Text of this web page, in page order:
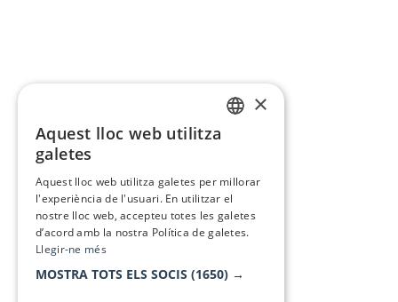
×
Aquest lloc web utilitza
galetes
Aquest lloc web utilitza galetes per millorar
l'experiència de l'usuari. En utilitzar el
nostre lloc web, accepteu totes les galetes
d’acord amb la nostra Política de galetes.
Llegir-ne més
MOSTRA TOTS ELS SOCIS (1650) →